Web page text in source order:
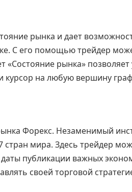
рынка и дает
С его помощью трейдер
«Состояние рынка»
курсор на любую вершину
Форекс. Незаменимый
стран мира. Здесь трейдер
публикации важных
своей торговой